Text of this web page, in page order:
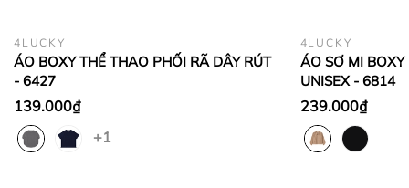
Lưu ý:
phẩm được chọn để đổi có giá trị thấp hơn sản
phẩm đổi.
4LUCKY
ÁO BOXY THỂ THAO PHỐI RÃ DÂY RÚT
- 6427
139.000₫
+1
4LUCKY
ÁO SƠ MI BOXY
UNISEX - 6814
239.000₫